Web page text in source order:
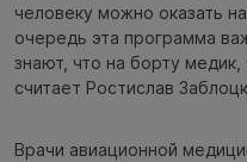
человеку можно оказать
очередь эта программа
знают, что на борту
считает Ростислав
Врачи авиационной